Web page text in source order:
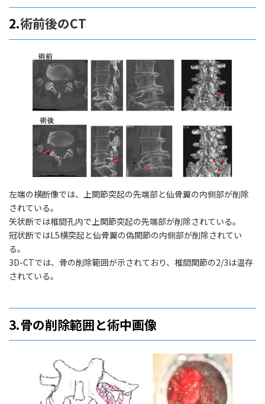
2.術前後のCT
左端の横断像では、上関節突起の先端部と仙骨翼の内側部が削除
されている。
矢状断では椎間孔内で上関節突起の先端部が削除されている。
冠状断ではL5横突起と仙骨翼の偽関節の内側部が削除されてい
る。
3D-CTでは、骨の削除範囲が示されており、椎間関節の2/3は温存
されている。
3.骨の削除範囲と術中画像